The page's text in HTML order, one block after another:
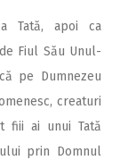
Tată, apoi ca
Fiul Său Unul-
pe Dumnezeu
creaturi
fiii ai unui Tată
prin Domnul